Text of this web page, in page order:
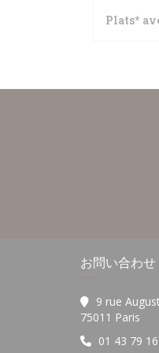
Plats*
お問い合わせ
9 rue
75011 Paris
01 43 79